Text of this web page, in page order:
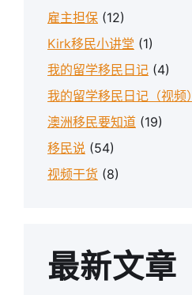
雇主担保 (12)
Kirk移民小讲堂 (1)
我的留学移民日记 (4)
我的留学移民日记（视频）
澳洲移民要知道 (19)
移民说 (54)
视频干货 (8)
最新文章